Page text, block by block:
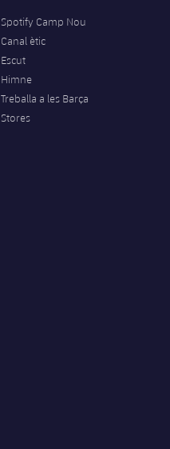
Spotify Camp Nou
Canal ètic
Escut
Himne
Treballa a les Barça
Stores